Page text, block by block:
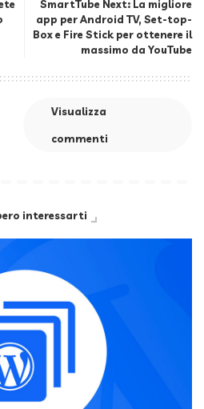
SmartTube Next: La migliore
app per Android TV, Set-top-
Box e Fire Stick per ottenere il
massimo da YouTube
Visualizza
commenti
interessarti